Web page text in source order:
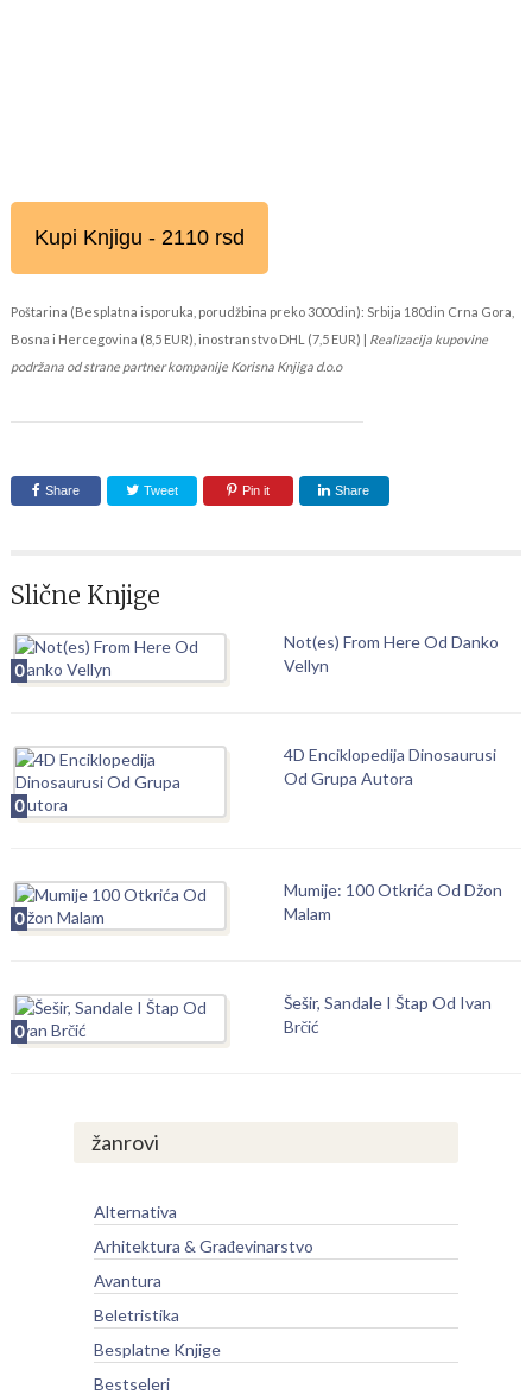
Kupi Knjigu - 2110 rsd
Poštarina (Besplatna isporuka, porudžbina preko 3000din): Srbija 180din Crna Gora,
Bosna i Hercegovina (8,5 EUR), inostranstvo DHL (7,5 EUR) | Realizacija kupovine
podržana od strane partner kompanije Korisna Knjiga d.o.o
Share Tweet Pin it Share
Slične Knjige
0
Not(es) From Here Od Danko
Vellyn
0
4D Enciklopedija Dinosaurusi
Od Grupa Autora
0
Mumije: 100 Otkrića Od Džon
Malam
0
Šešir, Sandale I Štap Od Ivan
Brčić
žanrovi
Alternativa
Arhitektura & Građevinarstvo
Avantura
Beletristika
Besplatne Knjige
Bestseleri